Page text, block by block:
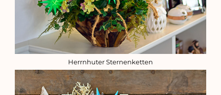
Herrnhuter Sternenketten